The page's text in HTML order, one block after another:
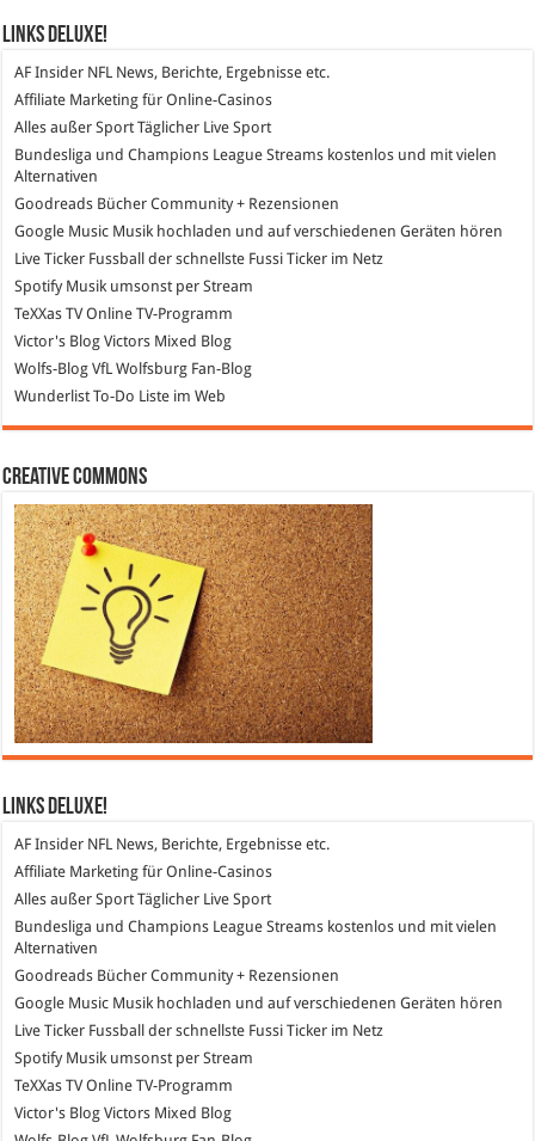
Links DeLuXe!
AF Insider NFL News, Berichte, Ergebnisse etc.
Affiliate Marketing für Online-Casinos
Alles außer Sport Täglicher Live Sport
Bundesliga und Champions League Streams kostenlos und mit vielen
Alternativen
Goodreads Bücher Community + Rezensionen
Google Music Musik hochladen und auf verschiedenen Geräten hören
Live Ticker Fussball
der schnellste Fussi Ticker im Netz
SpotifyMusik umsonst per Stream
TeXXas TVOnline TV-Programm
Victor's Blog Victors Mixed Blog
Wolfs-Blog VfL Wolfsburg Fan-Blog
Wunderlist To-Do Liste im Web
Creative Commons
Links DeLuXe!
AF Insider NFL News, Berichte, Ergebnisse etc.
Affiliate Marketing für Online-Casinos
Alles außer Sport Täglicher Live Sport
Bundesliga und Champions League Streams kostenlos und mit vielen
Alternativen
Goodreads Bücher Community + Rezensionen
Google Music Musik hochladen und auf verschiedenen Geräten hören
Live Ticker Fussball der schnellste Fussi Ticker im Netz
SpotifyMusik umsonst per Stream
TeXXas TVOnline TV-Programm
Victor's Blog Victors Mixed Blog